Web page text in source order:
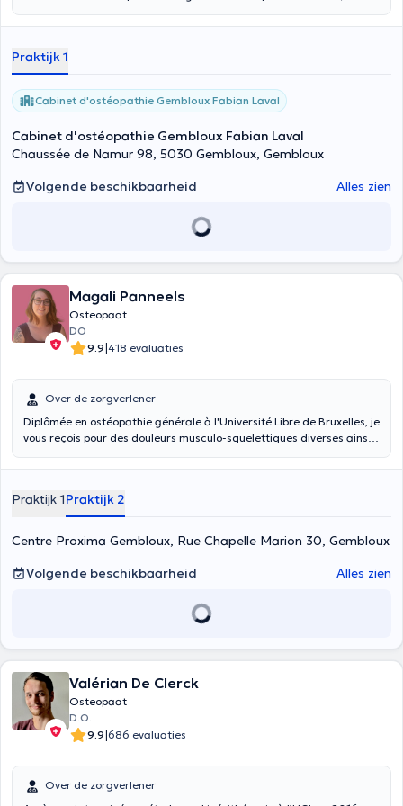
energetische osteopathie en behandelt nekpijn, kaakproblemen,
kunt hem raadplegen voor een migraine, voor een rugprobleem, voor
een sportblessure, voor stressbeheersing, voor een gynaecologische
of pediatrische aandoening. Hij werkt in de praktijk voor osteopathie
vanFabian Lavalin Gembloux, Naamsesteenweg 98, 5030 in
Praktijk 1
Cabinet d'ostéopathie Gembloux Fabian Laval
Cabinet d'ostéopathie Gembloux Fabian Laval
Chaussée de Namur 98, 5030 Gembloux, Gembloux
Volgende beschikbaarheid
Alles zien
Magali Panneels
Osteopaat
DO
9.9|418 evaluaties
Over de zorgverlener
Diplômée en ostéopathie générale à l'Université Libre de Bruxelles, je
vous reçois pour des douleurs musculo-squelettiques diverses ainsi
le post partum. NB : consultations du jeune adolescent à la personne
un RDV en urgence ou que les horaires proposés ne vous arrangent
pas, n'hésitez pas à me contacter directement par téléphone ou par
sms au 0491.11.56.44. Merci d'apporter un grand essuie à la
Praktijk 1Praktijk 2
Centre Proxima Gembloux, Rue Chapelle Marion 30, Gembloux
Volgende beschikbaarheid
Alles zien
Valérian De Clerck
Osteopaat
D.O.
9.9|686 evaluaties
Over de zorgverlener